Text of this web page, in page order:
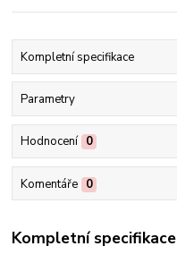
Kompletní specifikace
Parametry
Hodnocení 0
Komentáře 0
Kompletní specifikace